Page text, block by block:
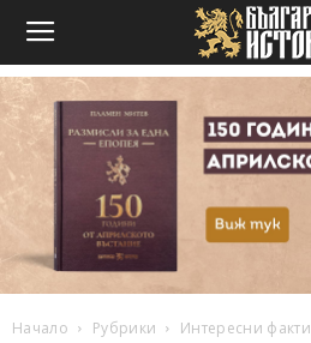
Начало Рубрики Интересни факти